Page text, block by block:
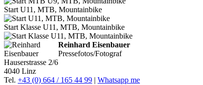
Start U11, MTB, Mountainbike
Start Klasse U11, MTB, Mountainbike
Reinhard Eisenbauer
Pressefotos/Fotograf
Hauserstrasse 2/6
4040 Linz
Tel. +43 (0) 664 / 165 44 99 | Whatsapp me